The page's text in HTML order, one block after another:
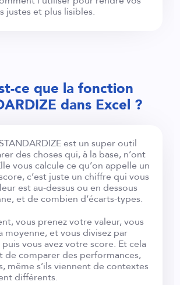
justes et plus lisibles.
ce que la fonction
dans Excel ?
est un super outil
des choses qui, à la base, n’ont
vous calcule ce qu’on appelle un
c’est juste un chiffre qui vous
est au-dessus ou en dessous
et de combien d’écarts-types.
vous prenez votre valeur, vous
moyenne, et vous divisez par
puis vous avez votre score. Et cela
de comparer des performances,
même s’ils viennent de contextes
différents.